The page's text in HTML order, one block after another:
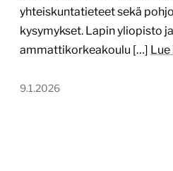
yhteiskuntatieteet sekä
kysymykset. Lapin yliopisto
ammattikorkeakoulu […] Lue
9.1.2026